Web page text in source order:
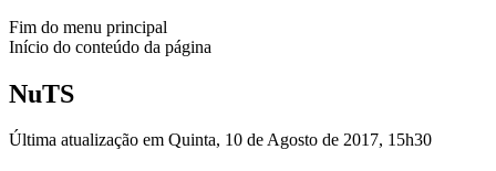
Fim do menu principal
Início do conteúdo da página
NuTS
Última atualização em Quinta, 10 de Agosto de 2017, 15h30